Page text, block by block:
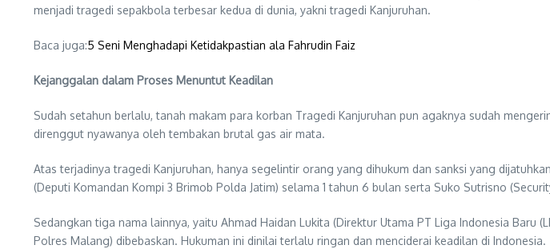
menjadi tragedi sepakbola terbesar kedua di dunia, yakni tragedi Kanjuruhan.
Baca juga:5 Seni Menghadapi Ketidakpastian ala Fahrudin Faiz
Kejanggalan dalam Proses Menuntut Keadilan
Sudah setahun berlalu, tanah makam para korban Tragedi Kanjuruhan pun agaknya sudah
direnggut nyawanya oleh tembakan brutal gas air mata.
Atas terjadinya tragedi Kanjuruhan, hanya segelintir orang yang dihukum dan sanksi yang
(Deputi Komandan Kompi 3 Brimob Polda Jatim) selama 1 tahun 6 bulan serta Suko Sutrisno
Sedangkan tiga nama lainnya, yaitu Ahmad Haidan Lukita (Direktur Utama PT Liga Indonesia Baru
Polres Malang) dibebaskan. Hukuman ini dinilai terlalu ringan dan menciderai keadilan di Indonesia.